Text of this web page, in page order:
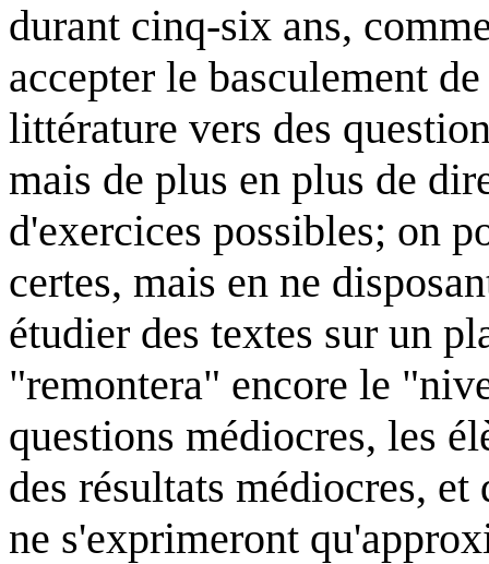
durant cinq-six ans,
accepter le basculement
littérature vers des
mais de plus en plus de
d'exercices possibles; on
certes, mais en ne
étudier des textes sur un
"remontera" encore le
questions médiocres, les
des résultats médiocres,
ne s'exprimeront